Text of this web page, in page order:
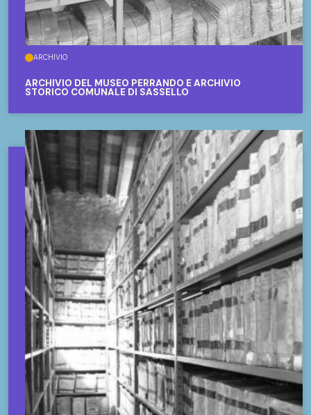
ARCHIVIO
ARCHIVIO DEL MUSEO PERRANDO E ARCHIVIO
STORICO COMUNALE DI SASSELLO